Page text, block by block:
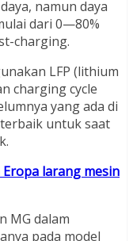
namun daya
dari 0—80%
charging.
LFP (lithium
charging cycle
yang ada di
untuk saat
larang mesin
MG dalam
pada model